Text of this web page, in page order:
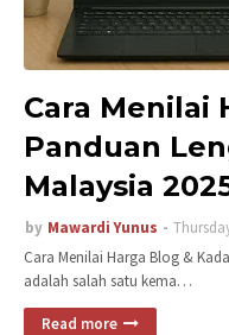
Cara Menilai
Panduan
Malaysia
by Mawardi Yunus
Cara Menilai Harga Blog &
adalah salah satu kema…
Read more